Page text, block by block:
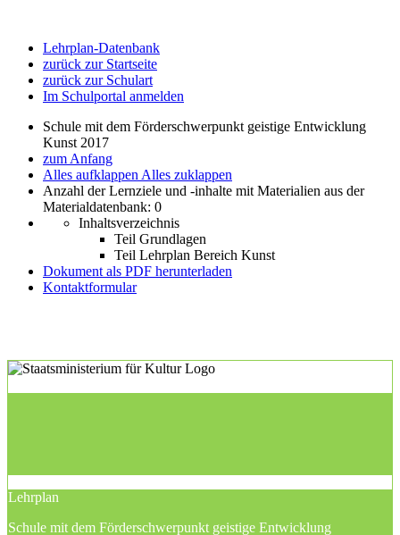
Lehrplan-Datenbank
zurück zur Startseite
zurück zur Schulart
Im Schulportal anmelden
Schule mit dem Förderschwerpunkt geistige Entwicklung
Kunst 2017
zum Anfang
Alles aufklappen Alles zuklappen
Anzahl der Lernziele und -inhalte mit Materialien aus der
Materialdatenbank: 0
Inhaltsverzeichnis
Teil Grundlagen
Teil Lehrplan Bereich Kunst
Dokument als PDF herunterladen
Kontaktformular
Lehrplan
Schule mit dem Förderschwerpunkt geistige Entwicklung